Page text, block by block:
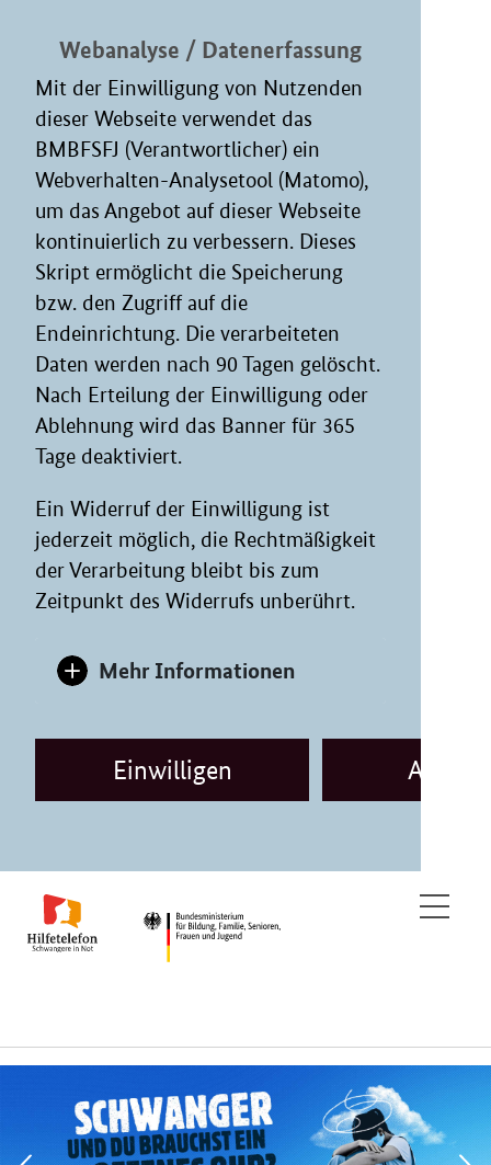
Webanalyse / Datenerfassung
Mit der Einwilligung von Nutzenden
dieser Webseite verwendet das
BMBFSFJ (Verantwortlicher) ein
Webverhalten-Analysetool (Matomo),
um das Angebot auf dieser Webseite
kontinuierlich zu verbessern. Dieses
Skript ermöglicht die Speicherung
bzw. den Zugriff auf die
Endeinrichtung. Die verarbeiteten
Daten werden nach 90 Tagen gelöscht.
Nach Erteilung der Einwilligung oder
Ablehnung wird das Banner für 365
Tage deaktiviert.
Ein Widerruf der Einwilligung ist
jederzeit möglich, die Rechtmäßigkeit
der Verarbeitung bleibt bis zum
Zeitpunkt des Widerrufs unberührt.
Mehr Informationen
Einwilligen